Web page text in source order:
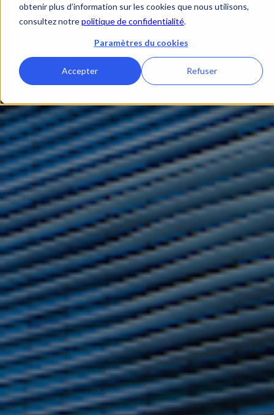
obtenir plus d’information sur les cookies que nous utilisons,
consultez notrepolitique de confidentialité.
Paramètres du cookies
Accepter Refuser